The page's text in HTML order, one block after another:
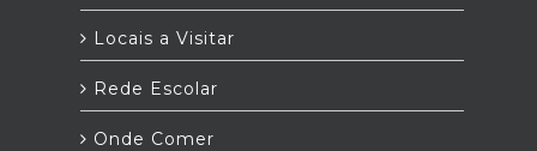
Locais a Visitar
Rede Escolar
Onde Comer